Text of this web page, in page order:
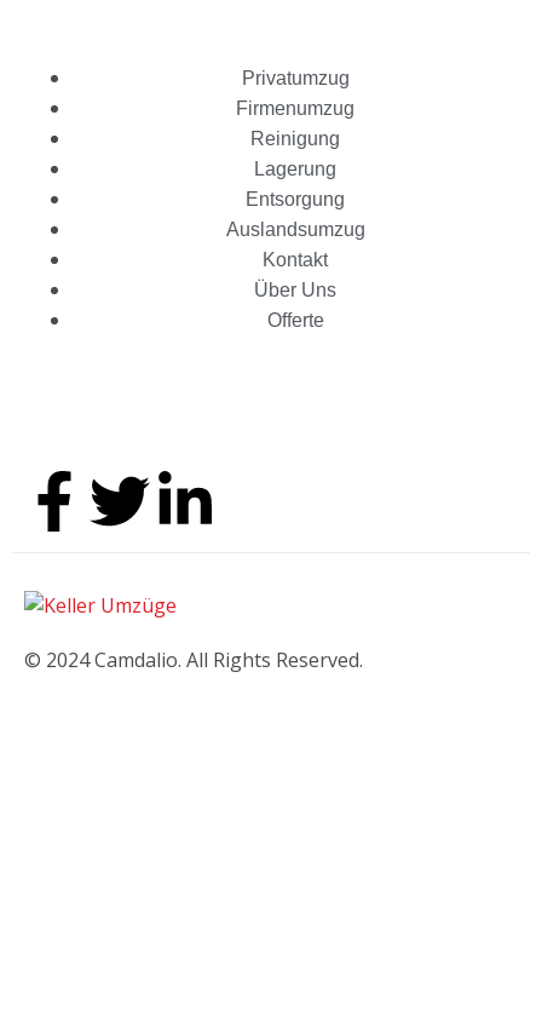
Privatumzug
Firmenumzug
Reinigung
Lagerung
Entsorgung
Auslandsumzug
Kontakt
Über Uns
Offerte
© 2024 Camdalio. All Rights Reserved.